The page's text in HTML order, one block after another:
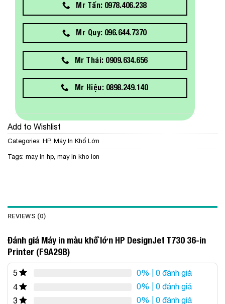
Mr Tấn: 0978.406.238
Mr Quy: 096.644.7370
Mr Thái: 0909.634.656
Mr Hiệu: 0898.249.140
Add to Wishlist
Categories: HP, Máy In Khổ Lớn
Tags: may in hp, may in kho lon
REVIEWS (0)
Đánh giá Máy in màu khổ lớn HP DesignJet T730 36-in
Printer (F9A29B)
5 0% | 0 đánh giá
4
0% | 0 đánh giá
3
0% | 0 đánh giá